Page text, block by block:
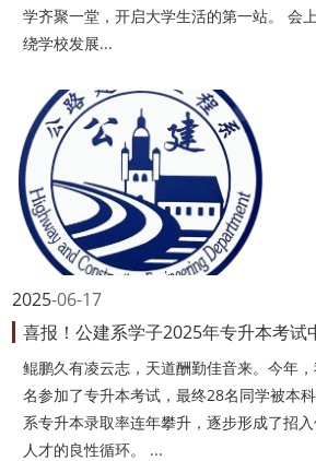
学齐聚一堂，开启大学生活的第一站。 会
绕学校发展...
06-17
2025
喜报！公建系学子2025年专升本考试
鲲鹏久有凌云志，天道酬勤佳音来。今年
名参加了专升本考试，最终28名同学被本
系专升本录取率连年攀升，逐步形成了招
人才的良性循环。 ...